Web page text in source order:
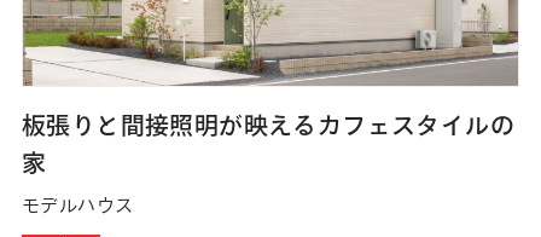
板張りと間接照明が映えるカフェスタイルの
家
モデルハウス